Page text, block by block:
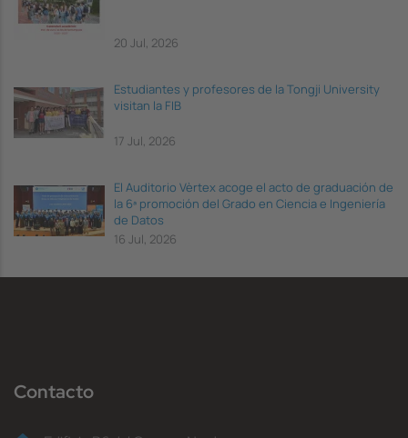
20 Jul, 2026
Estudiantes y profesores de la Tongji University
visitan la FIB
17 Jul, 2026
El Auditorio Vèrtex acoge el acto de graduación de
la 6ª promoción del Grado en Ciencia e Ingeniería
de Datos
16 Jul, 2026
Contacto